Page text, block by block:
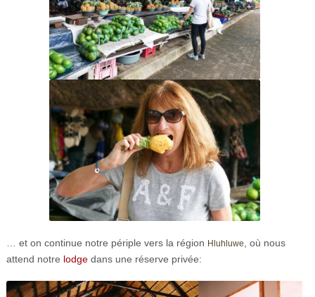
… et on continue notre périple vers la région Hluhluwe
, où nous
attend notre lodgedans une réserve privée: